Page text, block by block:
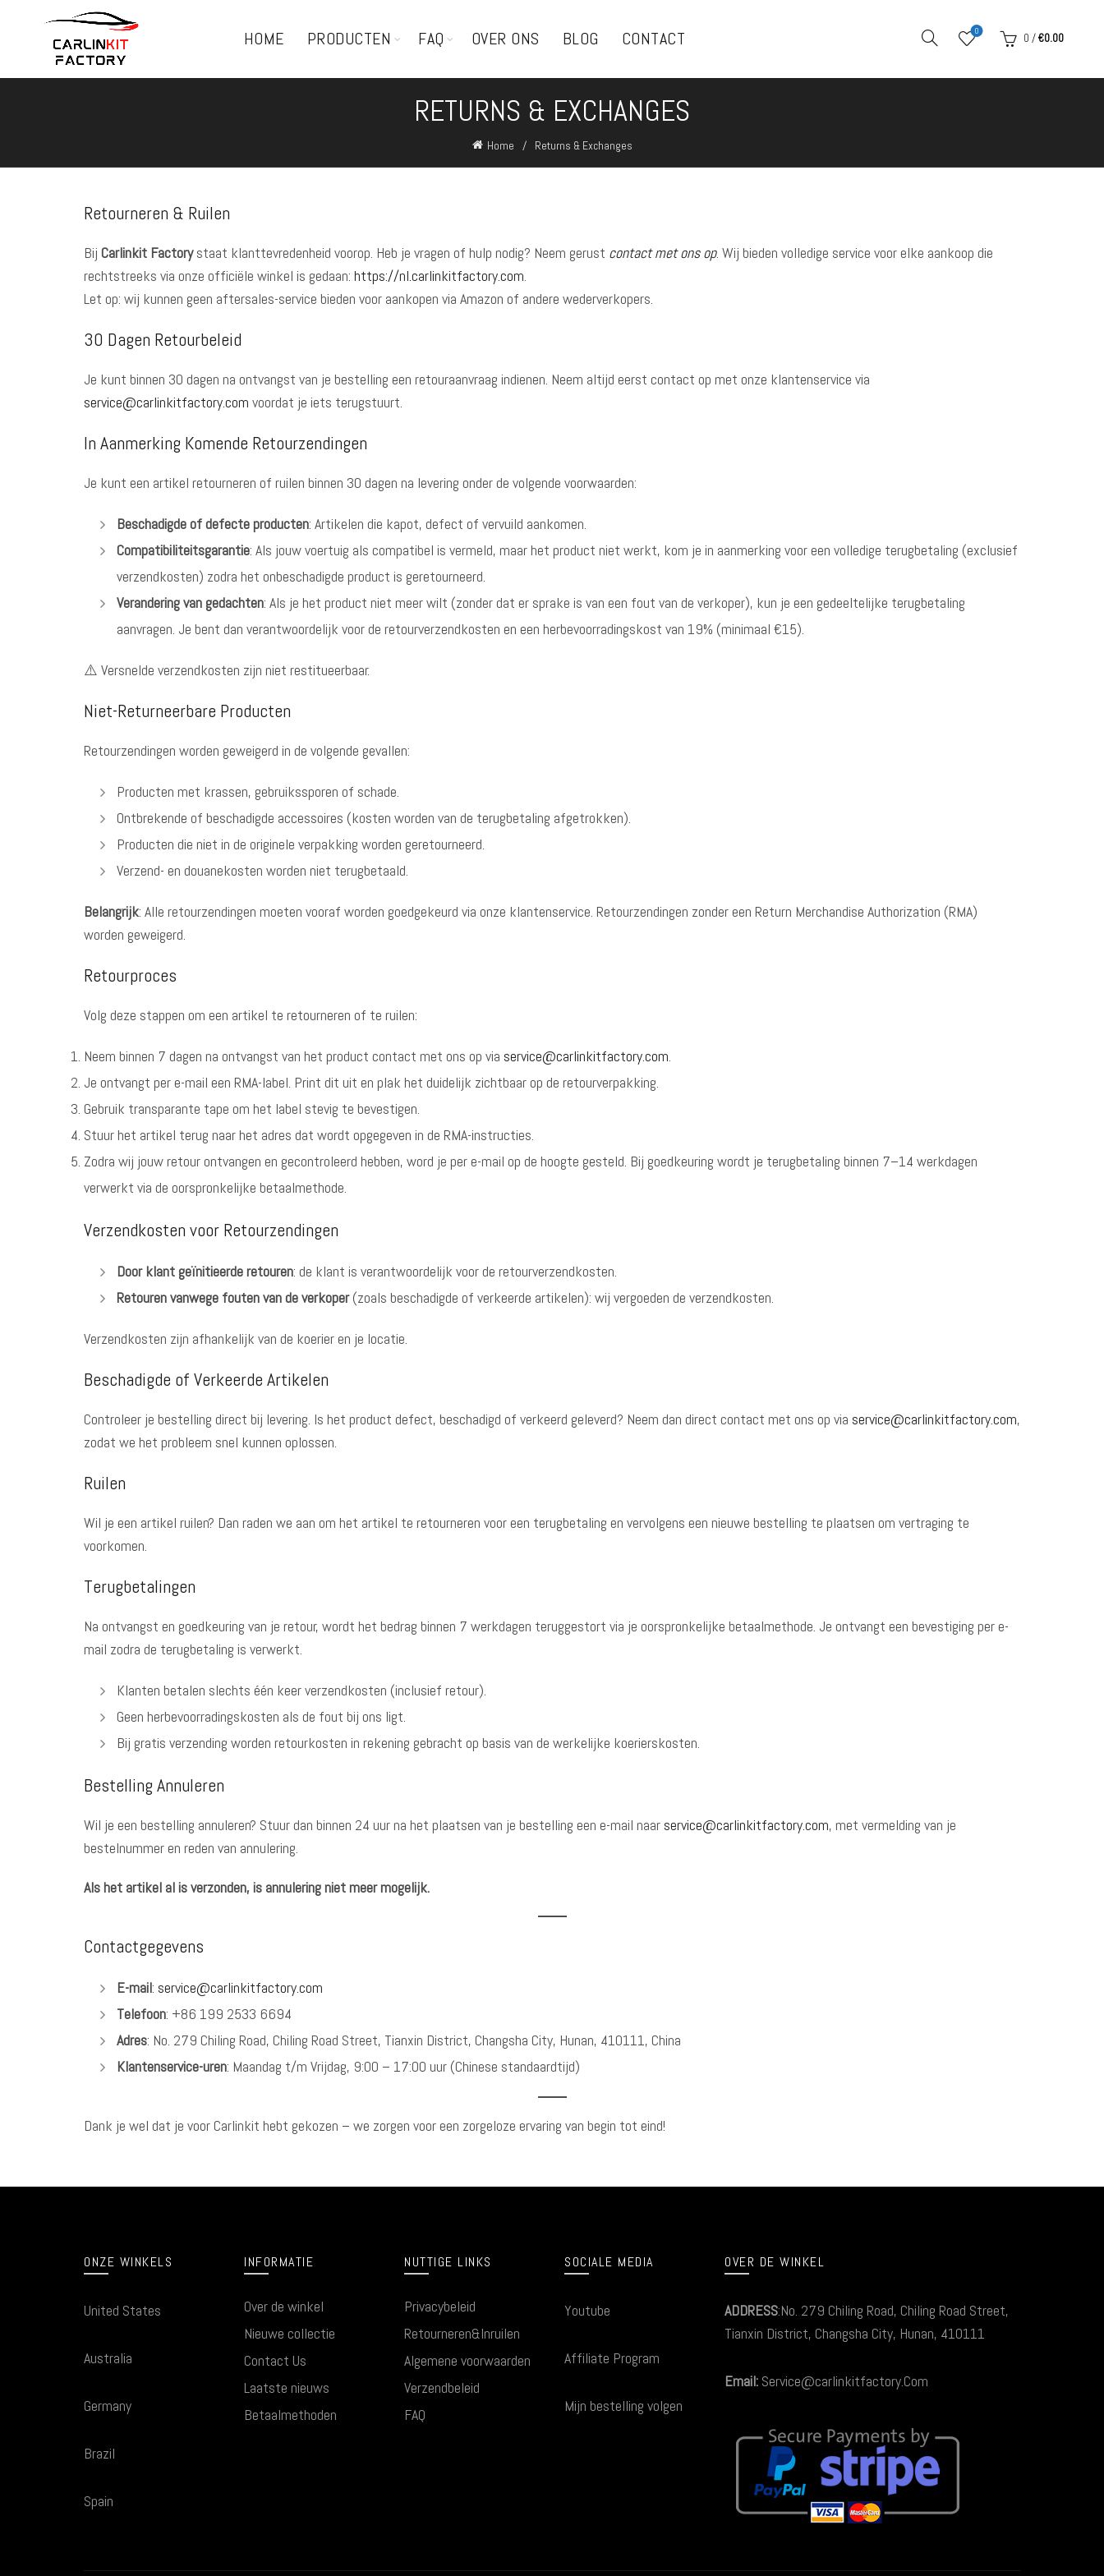
HOME PRODUCTEN FAQ OVER ONS BLOG CONTACT 0
0 / €0.00
RETURNS & EXCHANGES
Home Returns & Exchanges
Retourneren & Ruilen
Bij Carlinkit Factorystaat klanttevredenheid voorop. Heb je vragen of hulp nodig? Neem gerust contact met ons op. Wij bieden volledige service voor elke aankoop die
rechtstreeks via onze officiële winkel is gedaan: https://nl.carlinkitfactory.com.
Let op: wij kunnen geen aftersales-service bieden voor aankopen via Amazon of andere wederverkopers.
30 Dagen Retourbeleid
Je kunt binnen 30 dagen na ontvangst van je bestelling een retouraanvraag indienen. Neem altijd eerst contact op met onze klantenservice via
service@carlinkitfactory.com voordat je iets terugstuurt.
In Aanmerking Komende Retourzendingen
Je kunt een artikel retourneren of ruilen binnen 30 dagen na levering onder de volgende voorwaarden:
Beschadigde of defecte producten: Artikelen die kapot, defect of vervuild aankomen.
Compatibiliteitsgarantie: Als jouw voertuig als compatibel is vermeld, maar het product niet werkt, kom je in aanmerking voor een volledige terugbetaling (exclusief
verzendkosten) zodra het onbeschadigde product is geretourneerd.
Verandering van gedachten: Als je het product niet meer wilt (zonder dat er sprake is van een fout van de verkoper), kun je een gedeeltelijke terugbetaling
aanvragen. Je bent dan verantwoordelijk voor de retourverzendkosten en een herbevoorradingskost van 19% (minimaal €15).
⚠️ Versnelde verzendkosten zijn niet restitueerbaar.
Niet-Returneerbare Producten
Retourzendingen worden geweigerd in de volgende gevallen:
Producten met krassen, gebruikssporen of schade.
Ontbrekende of beschadigde accessoires (kosten worden van de terugbetaling afgetrokken).
Producten die niet in de originele verpakking worden geretourneerd.
Verzend- en douanekosten worden niet terugbetaald.
Belangrijk: Alle retourzendingen moeten vooraf worden goedgekeurd via onze klantenservice. Retourzendingen zonder een Return Merchandise Authorization (RMA)
worden geweigerd.
Retourproces
Volg deze stappen om een artikel te retourneren of te ruilen:
Neem binnen 7 dagen na ontvangst van het product contact met ons op via service@carlinkitfactory.com.
Je ontvangt per e-mail een RMA-label. Print dit uit en plak het duidelijk zichtbaar op de retourverpakking.
Gebruik transparante tape om het label stevig te bevestigen.
Stuur het artikel terug naar het adres dat wordt opgegeven in de RMA-instructies.
Zodra wij jouw retour ontvangen en gecontroleerd hebben, word je per e-mail op de hoogte gesteld. Bij goedkeuring wordt je terugbetaling binnen 7–14 werkdagen
verwerkt via de oorspronkelijke betaalmethode.
Verzendkosten voor Retourzendingen
Door klant geïnitieerde retouren: de klant is verantwoordelijk voor de retourverzendkosten.
Retouren vanwege fouten van de verkoper(zoals beschadigde of verkeerde artikelen): wij vergoeden de verzendkosten.
Verzendkosten zijn afhankelijk van de koerier en je locatie.
Beschadigde of Verkeerde Artikelen
Controleer je bestelling direct bij levering. Is het product defect, beschadigd of verkeerd geleverd? Neem dan direct contact met ons op via service@carlinkitfactory.com,
zodat we het probleem snel kunnen oplossen.
Ruilen
Wil je een artikel ruilen? Dan raden we aan om het artikel te retourneren voor een terugbetaling en vervolgens een nieuwe bestelling te plaatsen om vertraging te
voorkomen.
Terugbetalingen
Na ontvangst en goedkeuring van je retour, wordt het bedrag binnen 7 werkdagen teruggestort via je oorspronkelijke betaalmethode. Je ontvangt een bevestiging per e-
mail zodra de terugbetaling is verwerkt.
Klanten betalen slechts één keer verzendkosten (inclusief retour).
Geen herbevoorradingskosten als de fout bij ons ligt.
Bij gratis verzending worden retourkosten in rekening gebracht op basis van de werkelijke koerierskosten.
Bestelling Annuleren
Wil je een bestelling annuleren? Stuur dan binnen 24 uur na het plaatsen van je bestelling een e-mail naar service@carlinkitfactory.com, met vermelding van je
bestelnummer en reden van annulering.
Als het artikel al is verzonden, is annulering niet meer mogelijk.
Contactgegevens
E-mail: service@carlinkitfactory.com
Telefoon: +86 199 2533 6694
Adres: No. 279 Chiling Road, Chiling Road Street, Tianxin District, Changsha City, Hunan, 410111, China
Klantenservice-uren: Maandag t/m Vrijdag, 9:00 – 17:00 uur (Chinese standaardtijd)
Dank je wel dat je voor Carlinkit hebt gekozen – we zorgen voor een zorgeloze ervaring van begin tot eind!
ONZE WINKELS
United States
Australia
Germany
Brazil
Spain
INFORMATIE
Over de winkel
Nieuwe collectie
Contact Us
Laatste nieuws
Betaalmethoden
NUTTIGE LINKS
Privacybeleid
Retourneren&Inruilen
Algemene voorwaarden
Verzendbeleid
FAQ
SOCIALE MEDIA
Youtube
Affiliate Program
Mijn bestelling volgen
OVER DE WINKEL
ADDRESS:No. 279 Chiling Road, Chiling Road Street,
Tianxin District, Changsha City, Hunan, 410111
Email: Service@carlinkitfactory.Com